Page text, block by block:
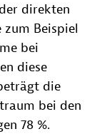
direkten
zum Beispiel
bei
diese
die
bei den
78 %.